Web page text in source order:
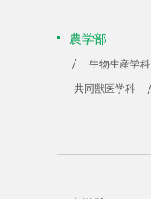
農学部
生物生産学科
共同獣医学科